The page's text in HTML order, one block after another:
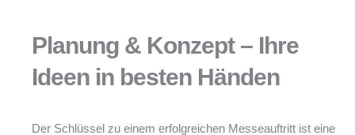
Planung & Konzept – Ihre
Ideen in besten Händen
Der Schlüssel zu einem erfolgreichen Messeauftritt ist eine